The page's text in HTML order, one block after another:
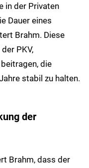
in der Privaten
Dauer eines
Brahm. Diese
PKV,
die
stabil zu halten.
der
Brahm, dass der